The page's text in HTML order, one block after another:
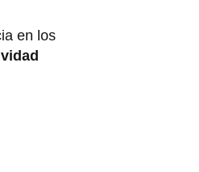
en los